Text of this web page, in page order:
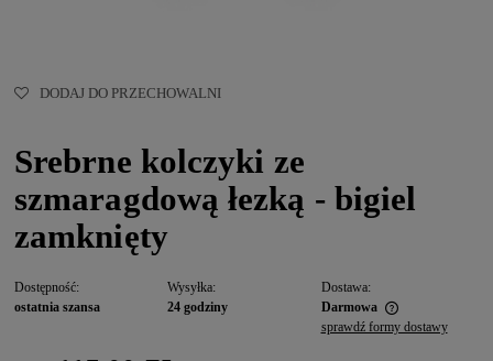
DODAJ DO PRZECHOWALNI
Srebrne kolczyki ze
szmaragdową łezką - bigiel
zamknięty
Dostępność:
ostatnia szansa
Wysyłka:
24 godziny
Dostawa:
Darmowa
sprawdź formy dostawy